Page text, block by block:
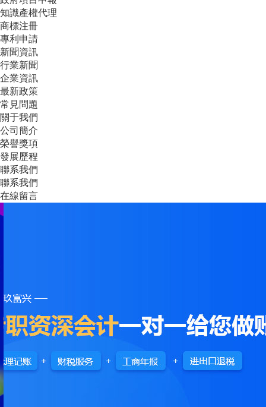
知識產權代理
商標注冊
專利申請
新聞資訊
行業新聞
企業資訊
最新政策
常見問題
關于我們
公司簡介
榮譽獎項
發展歷程
聯系我們
聯系我們
在線留言